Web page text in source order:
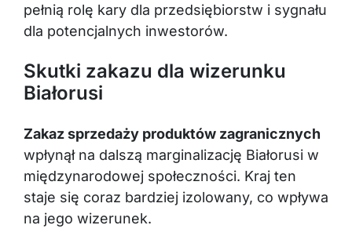
pełnią rolę kary dla przedsiębiorstw i sygnału
dla potencjalnych inwestorów.
Skutki zakazu dla wizerunku
Białorusi
Zakaz sprzedaży produktów zagranicznych
wpłynął na dalszą marginalizację Białorusi w
międzynarodowej społeczności. Kraj ten
staje się coraz bardziej izolowany, co wpływa
na jego wizerunek.